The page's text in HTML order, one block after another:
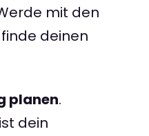
mit den
deinen
planen.
dein